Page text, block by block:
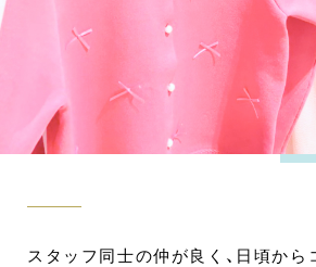
スタッフ同士の仲が良く、日頃から